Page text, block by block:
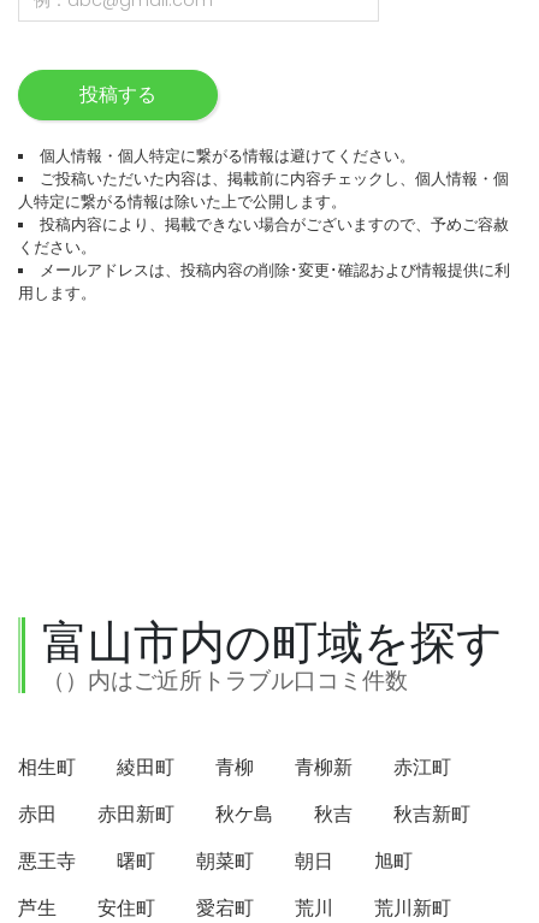
投稿する
個人情報・個人特定に繋がる情報は避けてください。
ご投稿いただいた内容は、掲載前に内容チェックし、個人情報・個
人特定に繋がる情報は除いた上で公開します。
投稿内容により、掲載できない場合がございますので、予めご容赦
ください。
メールアドレスは、投稿内容の削除･変更･確認および情報提供に利
用します。
富山市内の町域を探す
（）内はご近所トラブル口コミ件数
相生町 綾田町 青柳 青柳新
赤江町
赤田
赤田新町 秋ケ島 秋吉
秋吉新町
悪王寺
曙町 朝菜町 朝日
旭町
芦生
安住町 愛宕町 荒川
荒川新町